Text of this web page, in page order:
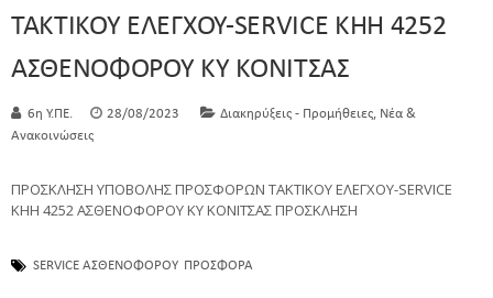
ΤΑΚΤΙΚΟΥ ΕΛΕΓΧΟΥ-SERVICE ΚΗΗ 4252
ΑΣΘΕΝΟΦΟΡΟΥ ΚΥ ΚΟΝΙΤΣΑΣ
6η Υ.ΠΕ. 28/08/2023 Διακηρύξεις - Προμήθειες, Νέα &
Ανακοινώσεις
ΠΡΟΣΚΛΗΣΗ ΥΠΟΒΟΛΗΣ ΠΡΟΣΦΟΡΩΝ ΤΑΚΤΙΚΟΥ ΕΛΕΓΧΟΥ-SERVICE
ΚΗΗ 4252 ΑΣΘΕΝΟΦΟΡΟΥ ΚΥ ΚΟΝΙΤΣΑΣ ΠΡΟΣΚΛΗΣΗ
SERVICE ΑΣΘΕΝΟΦΟΡΟΥ ΠΡΟΣΦΟΡΑ